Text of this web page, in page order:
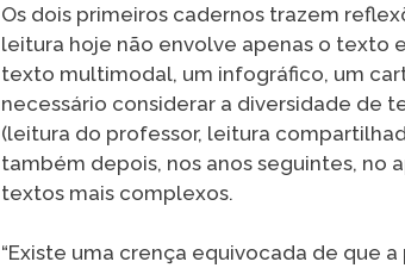
Os dois primeiros cadernos trazem
leitura hoje não envolve apenas o texto
texto multimodal, um infográfico, um
necessário considerar a diversidade de
(leitura do professor, leitura
também depois, nos anos seguintes, no
textos mais complexos.
“Existe uma crença equivocada de que